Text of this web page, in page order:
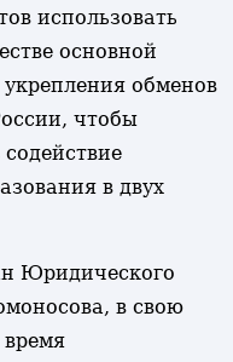
использовать
основной
обменов
чтобы
в двух
Юридического
в свою
время